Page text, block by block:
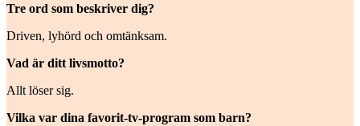
Tre ord som beskriver dig?
Driven, lyhörd och omtänksam.
Vad är ditt livsmotto?
Allt löser sig.
Vilka var dina favorit-tv-program som barn?